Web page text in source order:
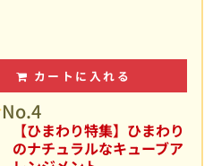
カートに入れる
No.4
【ひまわり特集】ひまわり
のナチュラルなキューブア